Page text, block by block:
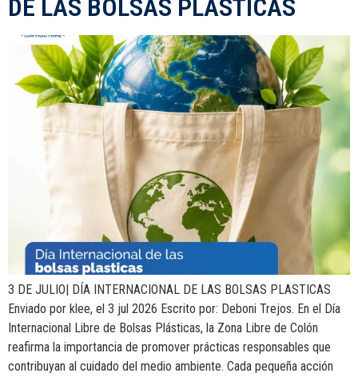
DE LAS BOLSAS PLASTICAS
3 DE JULIO| DÍA INTERNACIONAL DE LAS BOLSAS PLASTICAS
Enviado por klee, el 3 jul 2026 Escrito por: Deboni Trejos. En el Día
Internacional Libre de Bolsas Plásticas, la Zona Libre de Colón
reafirma la importancia de promover prácticas responsables que
contribuyan al cuidado del medio ambiente. Cada pequeña acción